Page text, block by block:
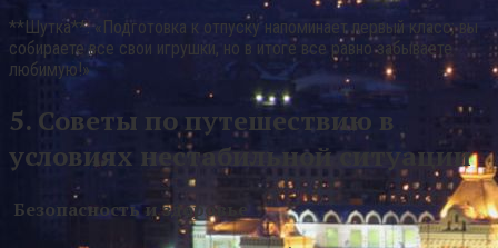
**Шутка**: «Подготовка к отпуску напоминает первый класс; вы
собираете все свои игрушки, но в итоге все равно забываете
любимую!»
5. Советы по путешествию в
условиях нестабильной ситуации
Безопасность и здоровье